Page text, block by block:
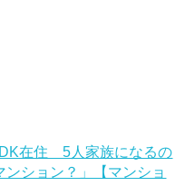
在住 5人家族になるの
ション？」【マンショ